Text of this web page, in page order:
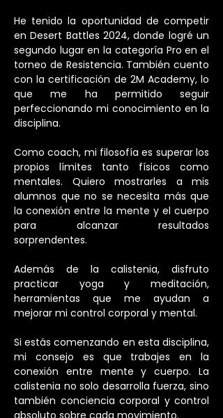
He tenido la oportunidad de competir
en Desert Battles 2024, donde logré un
segundo lugar en la categoría Pro en el
torneo de Resistencia. También cuento
con la certificación de 2M Academy, lo
que me ha permitido seguir
perfeccionando mi conocimiento en la
disciplina.
Como coach, mi filosofía es superar los
propios límites tanto físicos como
mentales. Quiero mostrarles a mis
alumnos que no se necesita más que
la conexión entre la mente y el cuerpo
para alcanzar resultados
sorprendentes.
Además de la calistenia, disfruto
practicar yoga y meditación,
herramientas que me ayudan a
mejorar mi control corporal y mental.
Si estás comenzando en esta disciplina,
mi consejo es que trabajes en la
conexión entre mente y cuerpo. La
calistenia no solo desarrolla fuerza, sino
también conciencia corporal y control